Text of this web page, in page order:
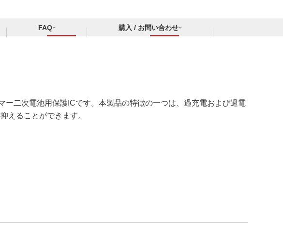
FAQ 購入 / お問い合わせ
二次電池用保護ICです。本製品の特徴の一つは、過充電および過電
えることができます。